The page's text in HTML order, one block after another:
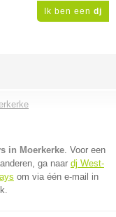
Ik ben een dj
in Moerkerke. Voor een
ga naar dj West-
om via één e-mail in